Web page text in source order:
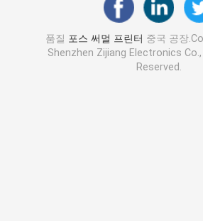
품질 포스 써멀 프린터 중국 공장
Shenzhen Zijiang Electronics
Reserved.